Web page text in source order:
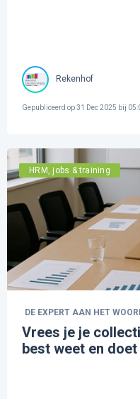
Rekenhof
Gepubliceerd op31 Dec 2025 bij
HRM, jobs & training
DE EXPERT AAN HET
Vrees je je
best weet en doet